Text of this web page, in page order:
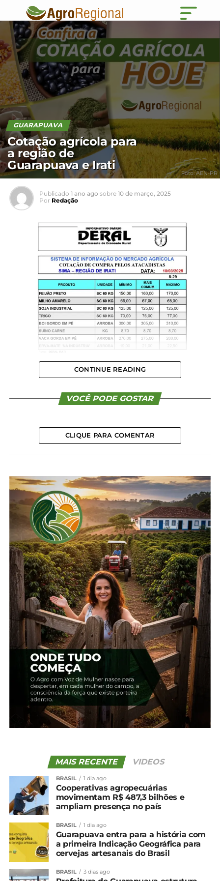
GUARAPUAVA
Cotação agrícola para
a região de
Guarapuava e Irati
Foto: AEN-PR
Publicado 1 ano ago sobre 10 de março, 2025
Por Redação
Compartilhe isso:
Facebook 18+
CONTINUE READING
VOCÊ PODE GOSTAR
CLIQUE PARA COMENTAR
MAIS RECENTE VIDEOS
BRASIL 1 dia ago
Cooperativas agropecuárias
movimentam R$ 487,3 bilhões e
ampliam presença no país
BRASIL 1 dia ago
Guarapuava entra para a história com
a primeira Indicação Geográfica para
cervejas artesanais do Brasil
BRASIL 3 dias ago